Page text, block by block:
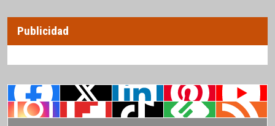
Publicidad